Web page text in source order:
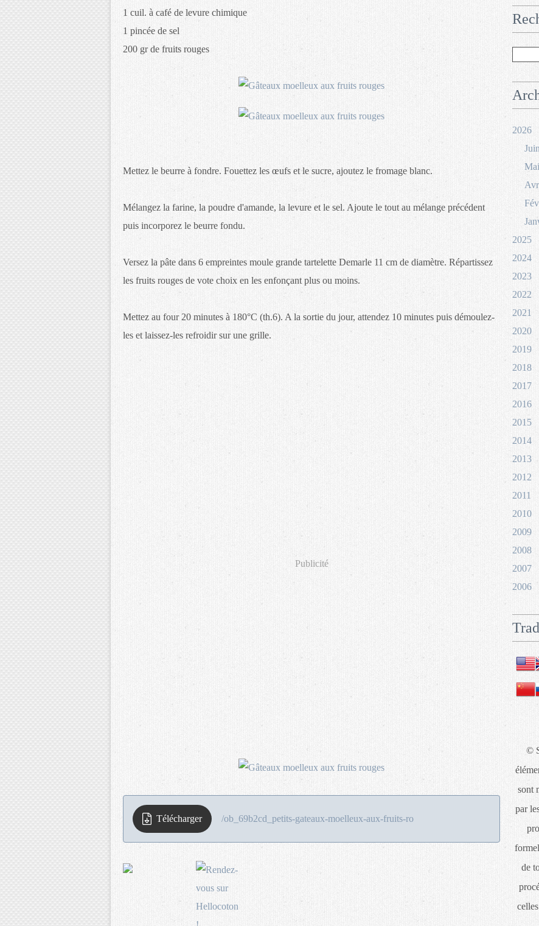
1 cuil. à café de levure chimique
1 pincée de sel
200 gr de fruits rouges
Mettez le beurre à fondre. Fouettez les œufs et le sucre, ajoutez le fromage blanc.
Mélangez la farine, la poudre d'amande, la levure et le sel. Ajoute le tout au mélange précédent
puis incorporez le beurre fondu.
Versez la pâte dans 6 empreintes moule grande tartelette Demarle 11 cm de diamètre. Répartissez
les fruits rouges de vote choix en les enfonçant plus ou moins.
Mettez au four 20 minutes à 180°C (th.6). A la sortie du jour, attendez 10 minutes puis démoulez-
les et laissez-les refroidir sur une grille.
Publicité
Télécharger /ob_69b2cd_petits-gateaux-moelleux-aux-fruits-ro
2026
Juin
Mai
2025
2024
2023
2022
2021
2020
2019
2018
2017
2016
2015
2014
2013
2012
2011
2010
2009
2008
2007
2006
©
sont
par
de